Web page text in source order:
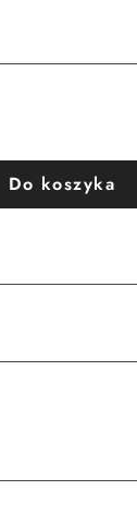
Do koszyka